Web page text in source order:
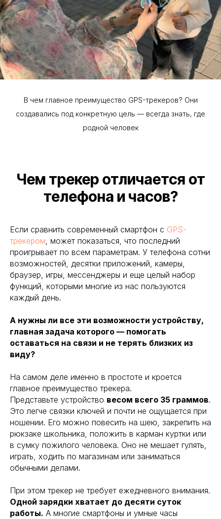
В чем главное преимущество GPS-трекеров? Они
создавались под конкретную цель — всегда знать, где
родной человек
Чем трекер отличается от
телефона и часов?
Если сравнить современный смартфон с GPS-
трекером, может показаться, что последний
проигрывает по всем параметрам. У телефона сотни
возможностей, десятки приложений, камеры,
браузер, игры, мессенджеры и еще целый набор
функций, которыми многие из нас пользуются
каждый день.
А нужны ли все эти возможности устройству,
главная задача которого — помогать
оставаться на связи и не терять близких из
виду?
На самом деле именно в простоте и кроется
главное преимущество трекера.
Представьте устройство весом всего 35 граммов.
Это легче связки ключей и почти не ощущается при
ношении. Его можно повесить на шею, закрепить на
рюкзаке школьника, положить в карман куртки или
в сумку пожилого человека. Оно не мешает гулять,
играть, ходить по магазинам или заниматься
обычными делами.
При этом трекер не требует ежедневного внимания.
Одной зарядки хватает до десяти суток
работы. А многие смартфоны и умные часы